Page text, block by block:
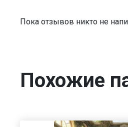
Пока отзывов никто не
Похожие